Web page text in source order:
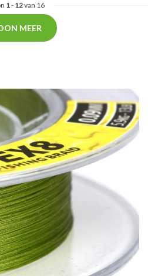
1- 12van 16
MEER